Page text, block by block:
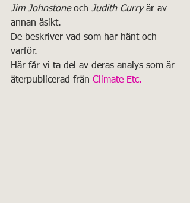
Jim Johnstone och Judith Curry är av
annan åsikt.
De beskriver vad som har hänt och
varför.
Här får vi ta del av deras analys som är
återpublicerad från Climate Etc.